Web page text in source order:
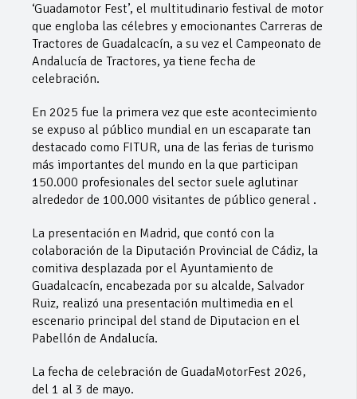
‘Guadamotor Fest’, el multitudinario festival de motor
que engloba las célebres y emocionantes Carreras de
Tractores de Guadalcacín, a su vez el Campeonato de
Andalucía de Tractores, ya tiene fecha de
celebración.
En 2025 fue la primera vez que este acontecimiento
se expuso al público mundial en un escaparate tan
destacado como FITUR, una de las ferias de turismo
más importantes del mundo en la que participan
150.000 profesionales del sector suele aglutinar
alrededor de 100.000 visitantes de público general .
La presentación en Madrid, que contó con la
colaboración de la Diputación Provincial de Cádiz, la
comitiva desplazada por el Ayuntamiento de
Guadalcacín, encabezada por su alcalde, Salvador
Ruiz, realizó una presentación multimedia en el
escenario principal del stand de Diputacion en el
Pabellón de Andalucía.
La fecha de celebración de GuadaMotorFest 2026,
del 1 al 3 de mayo.